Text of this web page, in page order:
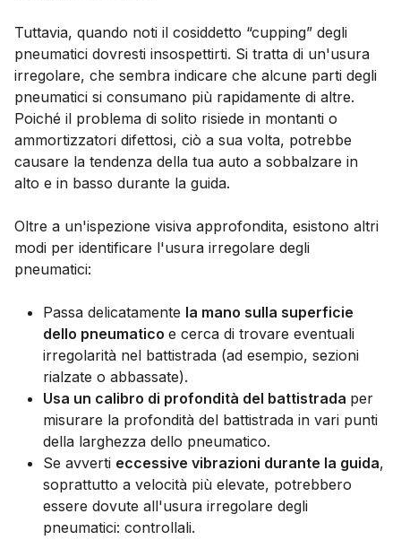
Tuttavia, quando noti il cosiddetto “cupping” degli
pneumatici dovresti insospettirti. Si tratta di un'usura
irregolare, che sembra indicare che alcune parti degli
pneumatici si consumano più rapidamente di altre.
Poiché il problema di solito risiede in montanti o
ammortizzatori difettosi, ciò a sua volta, potrebbe
causare la tendenza della tua auto a sobbalzare in
alto e in basso durante la guida.
Oltre a un'ispezione visiva approfondita, esistono altri
modi per identificare l'usura irregolare degli
pneumatici:
Passa delicatamente la mano sulla superficie
dello pneumatico e cerca di trovare eventuali
irregolarità nel battistrada (ad esempio, sezioni
rialzate o abbassate).
Usa un calibro di profondità del battistrada per
misurare la profondità del battistrada in vari punti
della larghezza dello pneumatico.
Se avverti eccessive vibrazioni durante la guida,
soprattutto a velocità più elevate, potrebbero
essere dovute all'usura irregolare degli
pneumatici: controllali.